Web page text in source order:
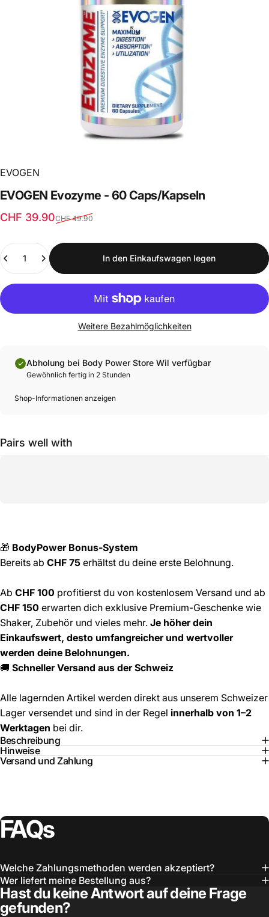
EVOGEN
EVOGEN Evozyme - 60Caps/Kapseln
Verkaufspreis
CHF 39.90
Normaler PreisCHF 49.90
Anzahl
In den Einkaufswagen legen
Weitere Bezahlmöglichkeiten
Abholung bei Body Power Store Wil verfügbar
Gewöhnlich fertig in 2 Stunden
Shop-Informationen anzeigen
Pairs well with
🎁 BodyPower Bonus-System
Bereits ab CHF 75 erhältst du deine erste Belohnung.
Ab CHF 100 profitierst du von kostenlosem Versand und ab
CHF 150 erwarten dich exklusive Premium-Geschenke wie
Shaker, Zubehör und vieles mehr. Je höher dein
Einkaufswert, desto umfangreicher und wertvoller
werden deine Belohnungen.
🚚 Schneller Versand aus der Schweiz
Alle lagernden Artikel werden direkt aus unserem Schweizer
Lager versendet und sind in der Regel innerhalb von 1–2
Werktagen bei dir.
Beschreibung
Hinweise
Versand und Zahlung
FAQs
Welche Zahlungsmethoden werden akzeptiert?
Wer liefert meine Bestellung aus?
Hast du keine Antwort auf deine Frage
gefunden?